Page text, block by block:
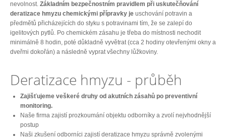
nevolnost. Základním bezpečnostním pravidlem při uskutečňování
deratizace hmyzu chemickými přípravky je uschování potravin a
předmětů přicházejících do styku s potravinami tím, že se zalepí do
igelitových pytlů. Po chemickém zásahu je třeba do místnosti nechodit
minimálně 8 hodin, poté důkladně vyvětrat (cca 2 hodiny otevřenými okny a
dveřmi dokořán) a následně vyprat všechny lůžkoviny.
Deratizace hmyzu - průběh
Zajišťujeme veškeré druhy od akutních zásahů po preventivní
monitoring.
Naše firma zajistí prozkoumání objektu odborníky a zvolí nejvhodnější
postup
Naši zkušení odborníci zajistí deratizace hmyzu správně zvolenými